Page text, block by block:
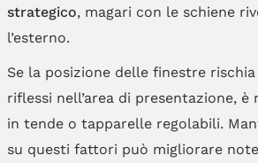
strategico, magari con le schiene
l’esterno.
Se la posizione delle finestre
riflessi nell’area di presentazione, è
in tende o tapparelle regolabili.
su questi fattori può migliorare